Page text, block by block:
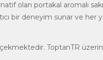
olan portakal aromalı
bir deneyim sunar ve
ToptanTR